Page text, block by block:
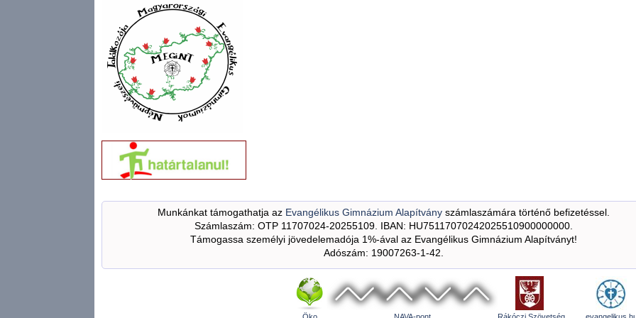
Munkánkat támogathatja az Evangélikus Gimnázium Alapítványszámlaszámára történő befizetéssel.
Számlaszám: OTP 11707024-20255109. IBAN: HU75117070242025510900000000.
Támogassa személyi jövedelemadója 1%-ával az Evangélikus Gimnázium Alapítványt!
Adószám: 19007263-1-42.